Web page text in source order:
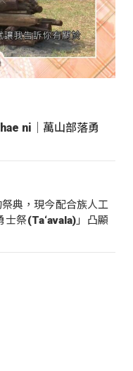
ni｜萬山部落勇
典，現今配合族人工
祭(Ta‘avala)」凸顯